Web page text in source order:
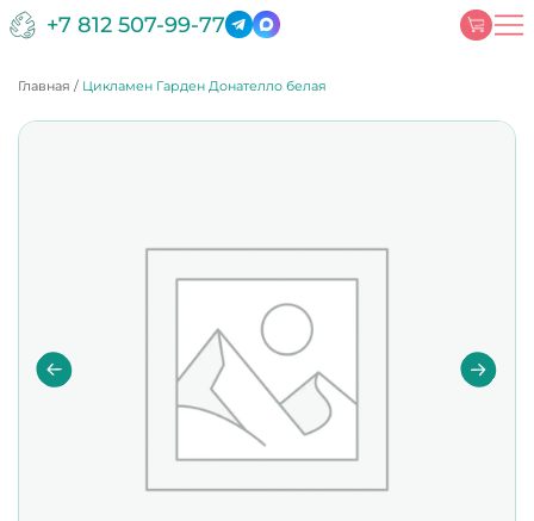
+7 812 507-99-77
Главная / Цикламен Гарден Донателло белая